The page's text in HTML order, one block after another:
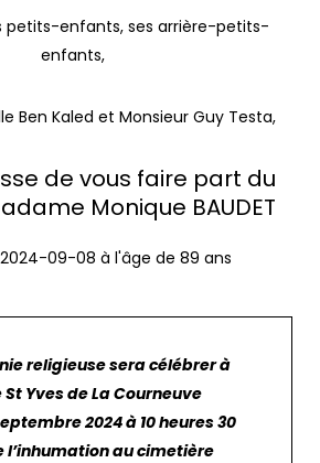
petits-enfants, ses arrière-petits-
enfants,
Ben Kaled et Monsieur Guy Testa,
de vous faire part du
Monique BAUDET
2024-09-08 à l'âge de 89 ans
religieuse sera célébrer à
St Yves de La Courneuve
2024 à 10 heures 30
l’inhumation au cimetière